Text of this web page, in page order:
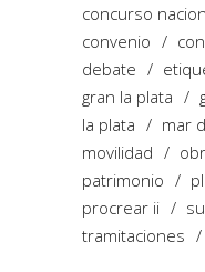
concurso
convenio
debate
gran la plata
la plata
mar
movilidad
patrimonio
procrear ii
tramitaciones